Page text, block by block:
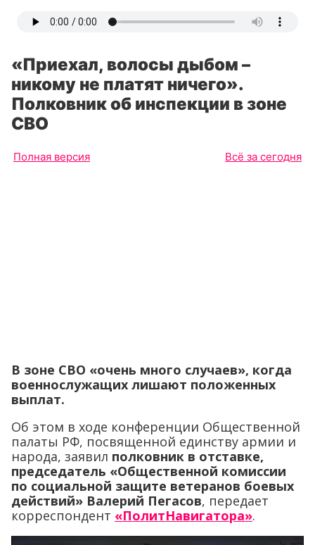
«Приехал, волосы дыбом –
никому не платят ничего».
Полковник об инспекции в зоне
СВО
Полная версия Всё за сегодня
В зоне СВО «очень много случаев», когда
военнослужащих лишают положенных
выплат.
Об этом в ходе конференции Общественной
палаты РФ, посвященной единству армии и
народа, заявил полковник в отставке,
председатель «Общественной комиссии
по социальной защите ветеранов боевых
действий» Валерий Пегасов, передает
корреспондент «ПолитНавигатора».